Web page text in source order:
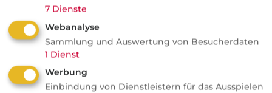
im Podcast, wie exklusive Meldungen
entstehen und was Pressemitteilungen
wirklich verraten.
7 Dienste
Webanalyse
Sammlung und Auswertung von Besucherdaten
1 Dienst
Werbung
Einbindung von Dienstleistern für das Ausspielen